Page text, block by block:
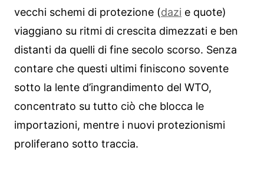
vecchi schemi di protezione (dazi e quote)
viaggiano su ritmi di crescita dimezzati e ben
distanti da quelli di fine secolo scorso. Senza
contare che questi ultimi finiscono sovente
sotto la lente d’ingrandimento del WTO,
concentrato su tutto ciò che blocca le
importazioni, mentre i nuovi protezionismi
proliferano sotto traccia.